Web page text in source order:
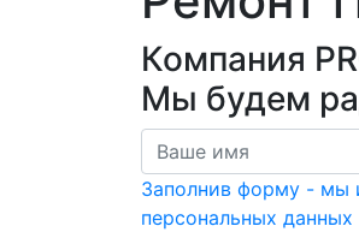
Компания
Мы будем
Заполнив форму - мы
персональных